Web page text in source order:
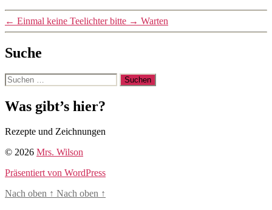
← Einmal keine Teelichter bitte → Warten
Suche
Suche
nach:
Was gibt’s hier?
Rezepte und Zeichnungen
© 2026 Mrs. Wilson
Präsentiert von WordPress
Nach oben ↑ Nach oben ↑